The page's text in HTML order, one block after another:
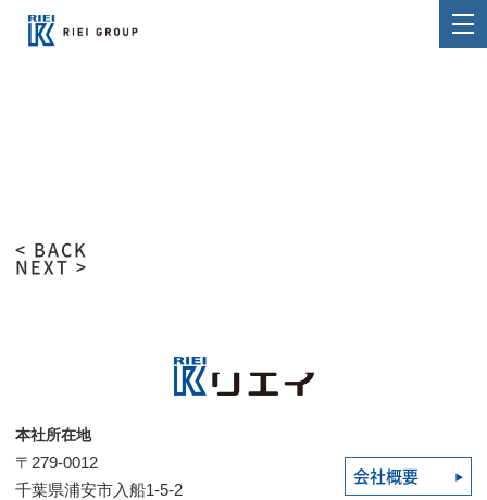
< BACK
NEXT >
本社所在地
〒279-0012
千葉県浦安市入船1-5-2
会社概要